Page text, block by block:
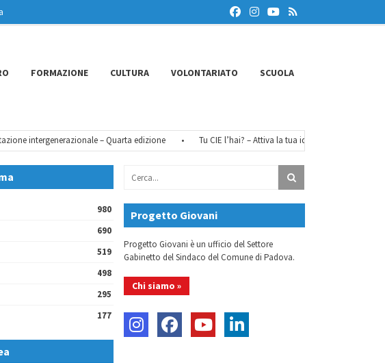
FORMAZIONE CULTURA VOLONTARIATO SCUOLA
intergenerazionale – Quarta edizione • Tu CIE l’hai? – Attiva la tua identità digitale
980
690
519
498
295
177
Progetto Giovani
Progetto Giovani è un ufficio del Settore
Gabinetto del Sindaco del Comune di Padova.
Chi siamo »